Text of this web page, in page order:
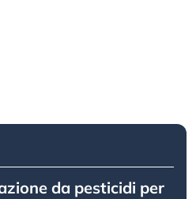
da pesticidi per